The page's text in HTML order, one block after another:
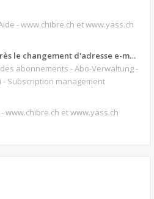
- www.chibre.ch et www.yass.ch
le changement d'adresse e-mail.
abonnements - Abo-Verwaltung -
Subscription management
www.chibre.ch et www.yass.ch